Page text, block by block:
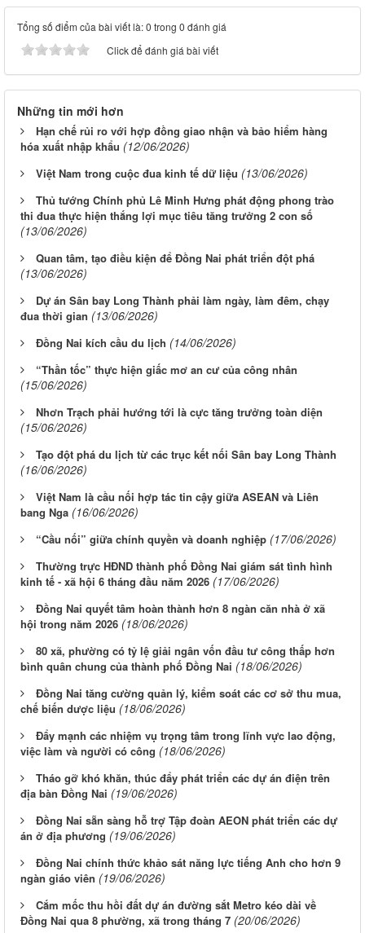
Tổng số điểm của bài viết là: 0 trong 0 đánh giá
Click để đánh giá bài viết
Những tin mới hơn
Hạn chế rủi ro với hợp đồng giao nhận và bảo hiểm hàng
hóa xuất nhập khẩu (12/06/2026)
Việt Nam trong cuộc đua kinh tế dữ liệu (13/06/2026)
Thủ tướng Chính phủ Lê Minh Hưng phát động phong trào
thi đua thực hiện thắng lợi mục tiêu tăng trưởng 2 con số
(13/06/2026)
Quan tâm, tạo điều kiện để Đồng Nai phát triển đột phá
(13/06/2026)
Dự án Sân bay Long Thành phải làm ngày, làm đêm, chạy
đua thời gian (13/06/2026)
Ðồng Nai kích cầu du lịch (14/06/2026)
“Thần tốc” thực hiện giấc mơ an cư của công nhân
(15/06/2026)
Nhơn Trạch phải hướng tới là cực tăng trưởng toàn diện
(15/06/2026)
Tạo đột phá du lịch từ các trục kết nối Sân bay Long Thành
(16/06/2026)
Việt Nam là cầu nối hợp tác tin cậy giữa ASEAN và Liên
bang Nga (16/06/2026)
“Cầu nối” giữa chính quyền và doanh nghiệp (17/06/2026)
Thường trực HĐND thành phố Đồng Nai giám sát tình hình
kinh tế - xã hội 6 tháng đầu năm 2026 (17/06/2026)
Đồng Nai quyết tâm hoàn thành hơn 8 ngàn căn nhà ở xã
hội trong năm 2026 (18/06/2026)
80 xã, phường có tỷ lệ giải ngân vốn đầu tư công thấp hơn
bình quân chung của thành phố Đồng Nai (18/06/2026)
Đồng Nai tăng cường quản lý, kiểm soát các cơ sở thu mua,
chế biến dược liệu (18/06/2026)
Đẩy mạnh các nhiệm vụ trọng tâm trong lĩnh vực lao động,
việc làm và người có công (18/06/2026)
Tháo gỡ khó khăn, thúc đẩy phát triển các dự án điện trên
địa bàn Đồng Nai (19/06/2026)
Đồng Nai sẵn sàng hỗ trợ Tập đoàn AEON phát triển các dự
án ở địa phương (19/06/2026)
Đồng Nai chính thức khảo sát năng lực tiếng Anh cho hơn 9
ngàn giáo viên (19/06/2026)
Cắm mốc thu hồi đất dự án đường sắt Metro kéo dài về
Đồng Nai qua 8 phường, xã trong tháng 7 (20/06/2026)